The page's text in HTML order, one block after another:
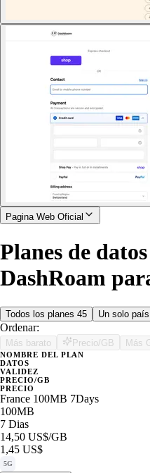
Pagina Web Oficial
Planes de
DashRoam
Todos los planes 45 Un solo país
Ordenar:
Más barato Precio/GB Más
NOMBRE DEL PLAN
DATOS
VALIDEZ
PRECIO/GB
PRECIO
France 100MB 7Days
100MB
7 Dias
14,50 US$/GB
1,45 US$
5G